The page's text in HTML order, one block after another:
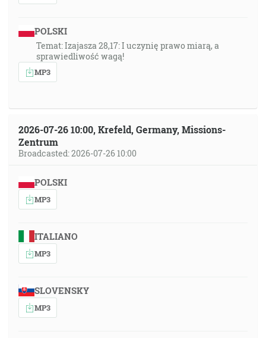
POLSKI
Temat: Izajasza 28,17: I uczynię prawo miarą, a
sprawiedliwość wagą!
MP3
2026-07-26 10:00, Krefeld, Germany, Missions-
Zentrum
Broadcasted: 2026-07-26 10:00
POLSKI
MP3
ITALIANO
MP3
SLOVENSKY
MP3